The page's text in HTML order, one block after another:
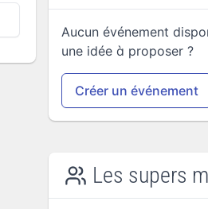
Aucun événement
une idée à proposer ?
Créer un événement
Les supers